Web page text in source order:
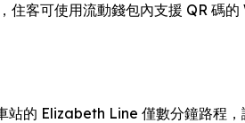
住客可使用流動錢包內支援 QR 碼
Elizabeth Line 僅數分鐘路程，